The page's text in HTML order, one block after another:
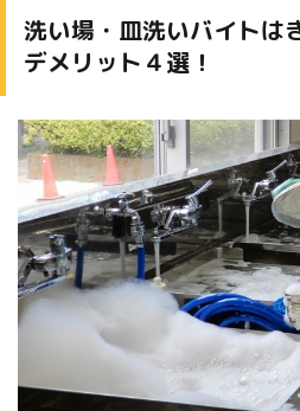
洗い場・皿洗いバイトは
デメリット４選！